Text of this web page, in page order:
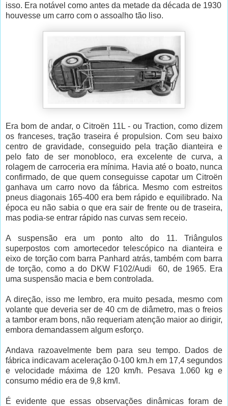
isso. Era notável como antes da metade da década de 1930
houvesse um carro com o assoalho tão liso.
Era bom de andar, o Citroën 11L - ou Traction, como dizem
os franceses, tração traseira é propulsion. Com seu baixo
centro de gravidade, conseguido pela tração dianteira e
pelo fato de ser monobloco, era excelente de curva, a
rolagem de carroceria era mínima. Havia até o boato, nunca
confirmado, de que quem conseguisse capotar um Citroën
ganhava um carro novo da fábrica. Mesmo com estreitos
pneus diagonais 165-400 era bem rápido e equilibrado. Na
época eu não sabia o que era sair de frente ou de traseira,
mas podia-se entrar rápido nas curvas sem receio.
A suspensão era um ponto alto do 11. Triângulos
superpostos com amortecedor telescópico na dianteira e
eixo de torção com barra Panhard atrás, também com barra
de torção, como a do DKW F102/Audi 60, de 1965. Era
uma suspensão macia e bem controlada.
A direção, isso me lembro, era muito pesada, mesmo com
volante que deveria ser de 40 cm de diâmetro, mas o freios
a tambor eram bons, não requeriam atenção maior ao dirigir,
embora demandassem algum esforço.
Andava razoavelmente bem para seu tempo. Dados de
fábrica indicavam aceleração 0-100 km.h em 17,4 segundos
e velocidade máxima de 120 km/h. Pesava 1.060 kg e
consumo médio era de 9,8 km/l.
É evidente que essas observações dinâmicas foram de